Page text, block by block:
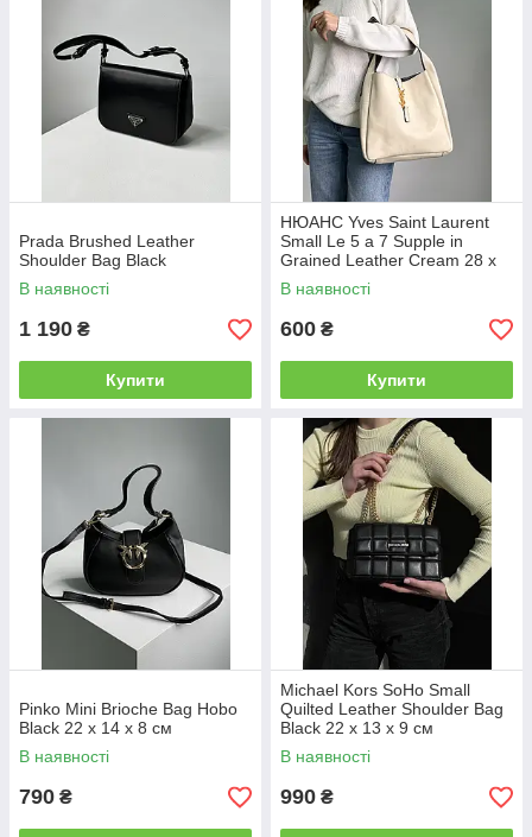
Prada Brushed Leather
Shoulder Bag Black
В наявності
1 190 ₴
Купити
НЮАНС Yves Saint Laurent
Small Le 5 a 7 Supple in
Grained Leather Cream 28 х
28 х 8 см
В наявності
600 ₴
Купити
Pinko Mini Brioche Bag Hobo
Black 22 x 14 x 8 см
В наявності
790 ₴
Michael Kors SoHo Small
Quilted Leather Shoulder Bag
Black 22 х 13 х 9 см
В наявності
990 ₴